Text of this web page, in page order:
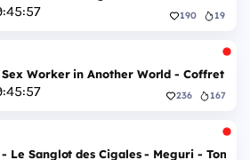
:45:56 190 19
Worker in Another World - Coffret
:45:56 236 167
Le Sanglot des Cigales - Meguri - Tome 5